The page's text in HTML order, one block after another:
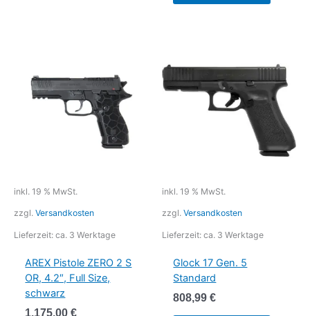
inkl. 19 % MwSt.
zzgl. Versandkosten
Lieferzeit: ca. 3 Werktage
AREX Pistole ZERO 2 S
OR, 4.2″, Full Size,
schwarz
1.175,00€
inkl. 19 % MwSt.
zzgl. Versandkosten
Lieferzeit: ca. 3 Werktage
Glock 17 Gen. 5
Standard
808,99€